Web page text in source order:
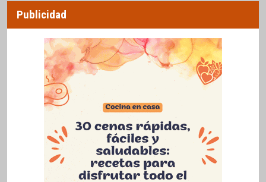
Publicidad